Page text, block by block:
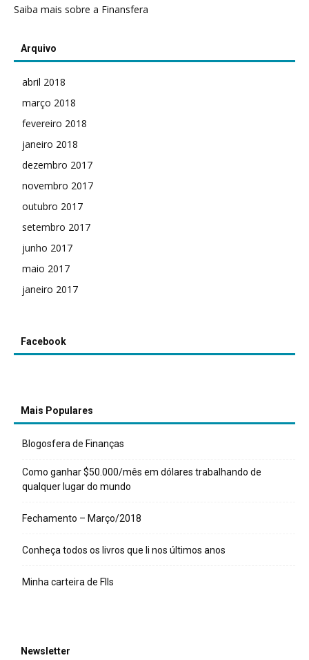
Saiba mais sobre a Finansfera
Arquivo
abril 2018
março 2018
fevereiro 2018
janeiro 2018
dezembro 2017
novembro 2017
outubro 2017
setembro 2017
junho 2017
maio 2017
janeiro 2017
Facebook
Mais Populares
Blogosfera de Finanças
Como ganhar $50.000/mês em dólares trabalhando de
qualquer lugar do mundo
Fechamento – Março/2018
Conheça todos os livros que li nos últimos anos
Minha carteira de FIIs
Newsletter